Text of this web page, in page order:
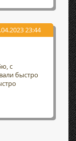
23:44
с
быстро